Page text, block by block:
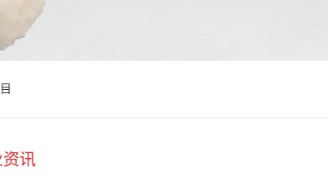
讯